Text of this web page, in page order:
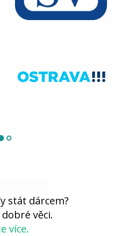
stát dárcem?
věci.
více.